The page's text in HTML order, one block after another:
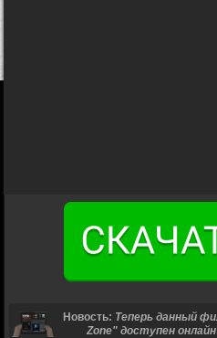
Новость: Теперь данный
Zone" доступен